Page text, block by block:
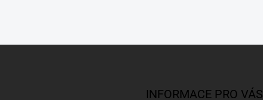
INFORMACE PRO VÁS